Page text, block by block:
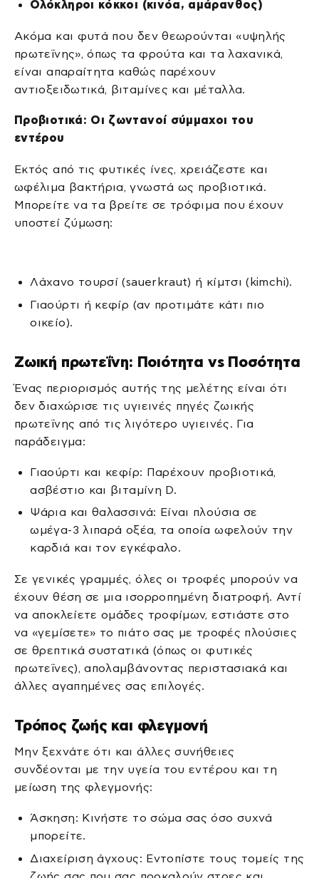
Ολόκληροι κόκκοι (κινόα, αμάρανθος)
Ακόμα και φυτά που δεν θεωρούνται «υψηλής
πρωτεΐνης», όπως τα φρούτα και τα λαχανικά,
είναι απαραίτητα καθώς παρέχουν
αντιοξειδωτικά, βιταμίνες και μέταλλα.
Προβιοτικά: Οι ζωντανοί σύμμαχοι του
εντέρου
Εκτός από τις φυτικές ίνες, χρειάζεστε και
ωφέλιμα βακτήρια, γνωστά ως προβιοτικά.
Μπορείτε να τα βρείτε σε τρόφιμα που έχουν
υποστεί ζύμωση:
Λάχανο τουρσί (sauerkraut) ή κίμτσι (kimchi).
Γιαούρτι ή κεφίρ (αν προτιμάτε κάτι πιο
οικείο).
Ζωική πρωτεΐνη: Ποιότητα vs Ποσότητα
Ένας περιορισμός αυτής της μελέτης είναι ότι
δεν διαχώρισε τις υγιεινές πηγές ζωικής
πρωτεΐνης από τις λιγότερο υγιεινές. Για
παράδειγμα:
Γιαούρτι και κεφίρ: Παρέχουν προβιοτικά,
ασβέστιο και βιταμίνη D.
Ψάρια και θαλασσινά: Είναι πλούσια σε
ωμέγα-3 λιπαρά οξέα, τα οποία ωφελούν την
καρδιά και τον εγκέφαλο.
Σε γενικές γραμμές, όλες οι τροφές μπορούν να
έχουν θέση σε μια ισορροπημένη διατροφή. Αντί
να αποκλείετε ομάδες τροφίμων, εστιάστε στο
να «γεμίσετε» το πιάτο σας με τροφές πλούσιες
σε θρεπτικά συστατικά (όπως οι φυτικές
πρωτεΐνες), απολαμβάνοντας περιστασιακά και
άλλες αγαπημένες σας επιλογές.
Τρόπος ζωής και φλεγμονή
Μην ξεχνάτε ότι και άλλες συνήθειες
συνδέονται με την υγεία του εντέρου και τη
μείωση της φλεγμονής:
Άσκηση: Κινήστε το σώμα σας όσο συχνά
μπορείτε.
Διαχείριση άγχους: Εντοπίστε τους τομείς της